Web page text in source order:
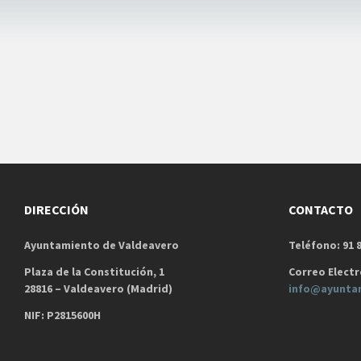
DIRECCIÓN
Ayuntamiento de Valdeavero
Plaza de la Constitución, 1
28816 – Valdeavero (Madrid)
NIF: P2815600H
CONTACTO
Teléfono: 91
Correo